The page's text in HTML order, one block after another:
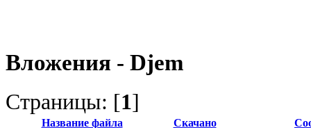
Вложения - Djem
Страницы: [1]
Название файла Скачано